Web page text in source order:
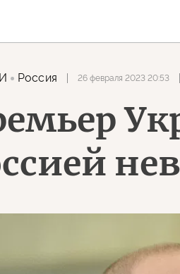
Россия 26 февраля 2023 20:53